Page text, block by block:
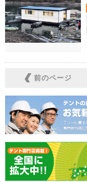
前のページ